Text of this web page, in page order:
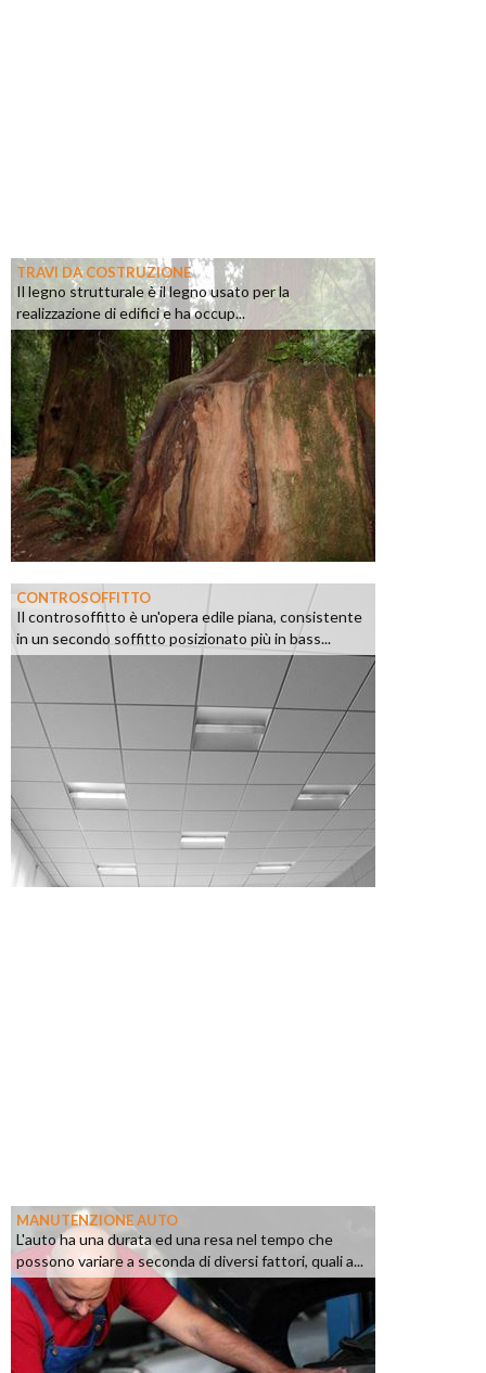
TRAVI DA COSTRUZIONE
Il legno strutturale è il legno usato per la
realizzazione di edifici e ha occup...
CONTROSOFFITTO
Il controsoffitto è un'opera edile piana, consistente
in un secondo soffitto posizionato più in bass...
MANUTENZIONE AUTO
L'auto ha una durata ed una resa nel tempo che
possono variare a seconda di diversi fattori, quali a...